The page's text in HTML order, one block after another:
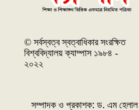
© সর্বস্বত্ব স্বত্বাধিকার সংরক্ষিত
বিশ্ববিদ্যালয় ক্যাম্পাস ১৯৮৪ -
২০২২
সম্পাদক ও প্রকাশক: ‌ড. এম হেলাল